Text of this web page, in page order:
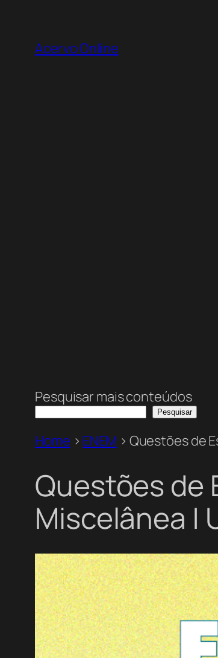
Acervo Online
Pesquisar mais conteúdos
Pesquisar
Home > ENEM > Questões de
Questões de
Miscelânea |